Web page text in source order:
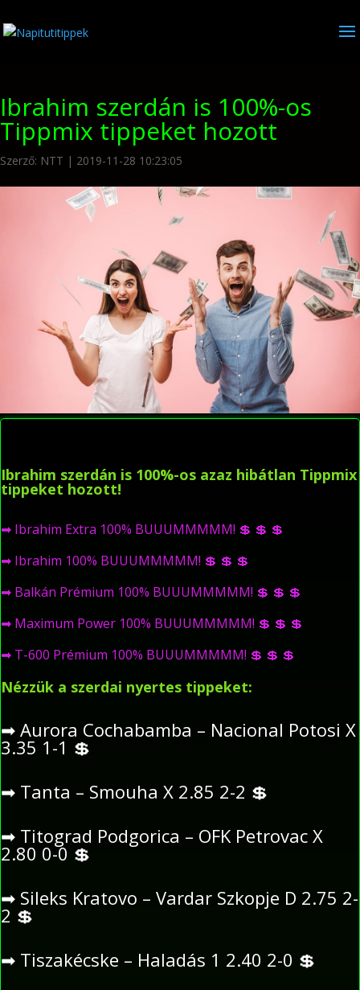
Ibrahim szerdán is 100%-os
Tippmix tippeket hozott
Szerző: NTT | 2019-11-28 10:23:05
Ibrahim szerdán is 100%-os azaz hibátlan Tippmix
tippeket hozott!
➡ Ibrahim Extra 100% BUUUMMMMM! 💲 💲 💲
➡ Ibrahim 100% BUUUMMMMM! 💲 💲 💲
➡ Balkán Prémium 100% BUUUMMMMM! 💲 💲 💲
➡ Maximum Power 100% BUUUMMMMM! 💲 💲 💲
➡ T-600 Prémium 100% BUUUMMMMM! 💲 💲 💲
Nézzük a szerdai nyertes tippeket:
➡ Aurora Cochabamba – Nacional Potosi X
3.35 1-1 💲
➡ Tanta – Smouha X 2.85 2-2 💲
➡ Titograd Podgorica – OFK Petrovac X
2.80 0-0 💲
➡ Sileks Kratovo – Vardar Szkopje D 2.75 2-
2 💲
➡ Tiszakécske – Haladás 1 2.40 2-0 💲